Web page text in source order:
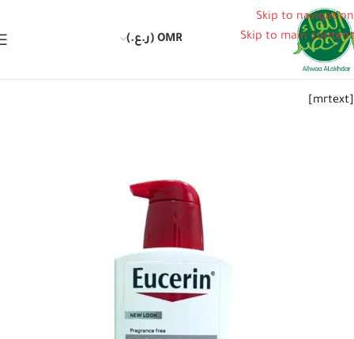
Skip to navigation
Skip to main content
OMR (ر.ع.)
[mrtext]